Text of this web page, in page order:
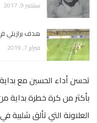
سبتمبر 9, 2017
هدف برازيلي
فبراير 7, 2019
تحسن أداء الحسين مع
بأكثر من كرة خطرة بداية
العلاونة التي تألق شلبية